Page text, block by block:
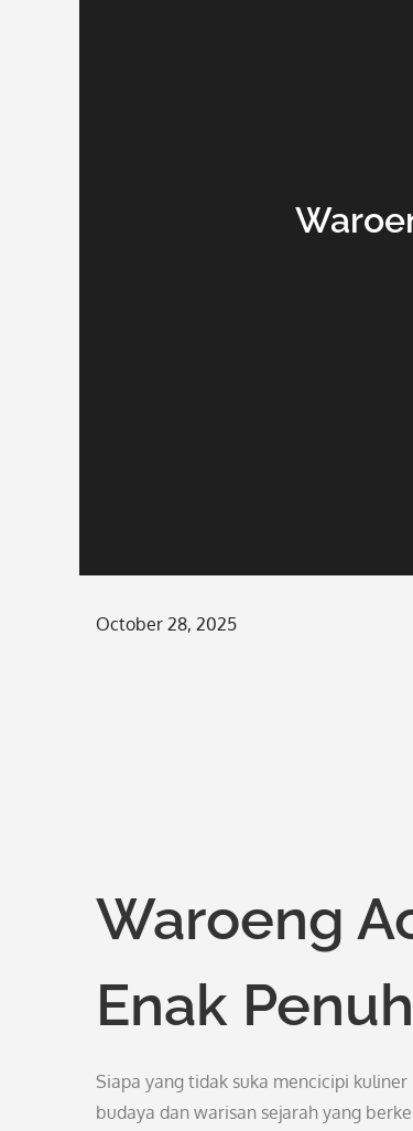
Posted
October 28, 2025
Waroeng
Enak
Siapa yang tidak suka mencicipi
budaya dan warisan sejarah yang